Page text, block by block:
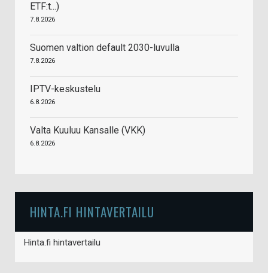
ETF:t...)
7.8.2026
Suomen valtion default 2030-luvulla
7.8.2026
IPTV-keskustelu
6.8.2026
Valta Kuuluu Kansalle (VKK)
6.8.2026
HINTA.FI HINTAVERTAILU
Hinta.fi hintavertailu